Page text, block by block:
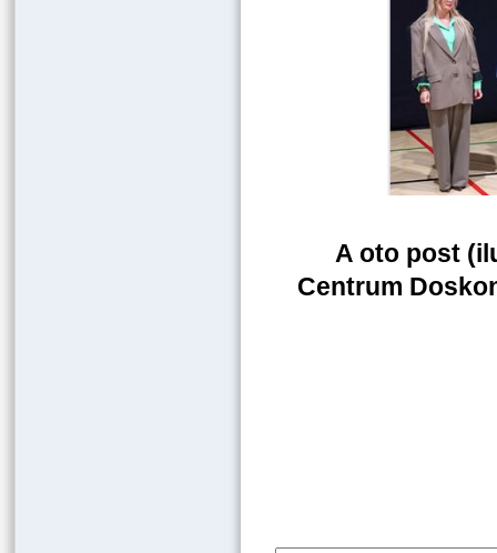
A oto post
Centrum